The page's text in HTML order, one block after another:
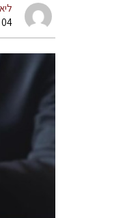
04 מרץ, 2026 12:29